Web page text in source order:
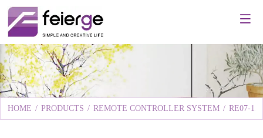
HOME / PRODUCTS / REMOTE CONTROLLER SYSTEM / RE07-15